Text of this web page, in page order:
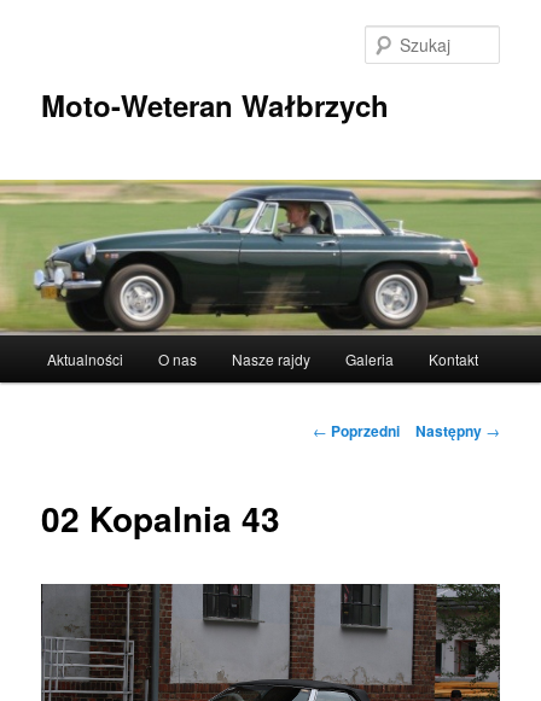
Moto-Weteran Wałbrzych
Aktualności O nas Nasze rajdy Galeria Kontakt
Nawigacja
← Poprzedni Następny →
02 Kopalnia 43